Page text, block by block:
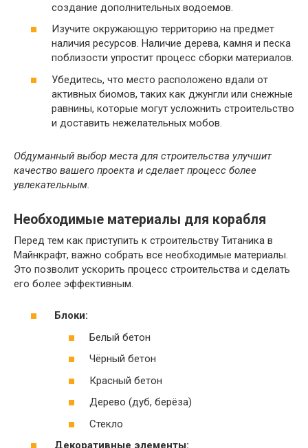
создание дополнительных водоемов.
Изучите окружающую территорию на предмет
наличия ресурсов. Наличие дерева, камня и песка
поблизости упростит процесс сборки материалов.
Убедитесь, что место расположено вдали от
активных биомов, таких как джунгли или снежные
равнины, которые могут усложнить строительство
и доставить нежелательных мобов.
Обдуманный выбор места для строительства улучшит
качество вашего проекта и сделает процесс более
увлекательным.
Необходимые материалы для корабля
Перед тем как приступить к строительству Титаника в
Майнкрафт, важно собрать все необходимые материалы.
Это позволит ускорить процесс строительства и сделать
его более эффективным.
Блоки:
Белый бетон
Чёрный бетон
Красный бетон
Дерево (дуб, берёза)
Стекло